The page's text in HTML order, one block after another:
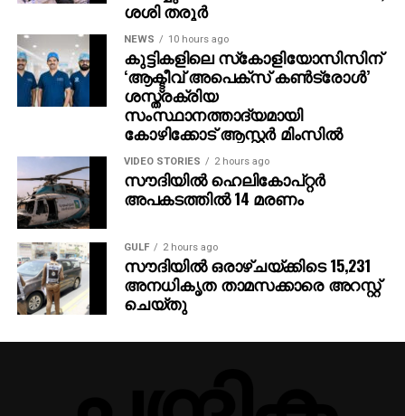
കഴിഞ്ഞ കാൽനൂറ്റാണ്ടായി സംസ്ഥാനത്തെ
ആരോഗ്യമേഖലയിൽ വിദഗ്ധ സേവനം നൽകിവരുന്ന
കോഴിക്കോട് ആസ്റ്റർ മിംസ് സ്പയിൻ സർജറി രംഗത്ത്
നടത്തുന്ന വലിയൊരു ചുവടുവെപ്പാണ് ഈ വിജയമെന്ന്
ആശുപത്രി മാനേജ്‌മെന്റ് അറിയിച്ചു. സങ്കീർണ്ണമായ
സർജറികൾക്ക് ഉപയോഗിക്കുന്ന അത്യാധുനിക
ചികിത്സകൾ തദ്ദേശീയമായിത്തന്നെ ലഭ്യമാക്കുന്നതിൽ
ഈ നേട്ടം നിർണ്ണായകമാണെന്നും ഭാവിതലമുറയുടെ
ആരോഗ്യസംരക്ഷണത്തിൽ പുതിയൊരു
വഴിത്തിരിവാകാൻ ഈ നേട്ടത്തിന് സാധിക്കുമെന്നും
ആശുപത്രി അധികൃതർ വ്യക്തമാക്കി.
ശശി തരൂര്‍
NEWS 10 hours ago
കുട്ടികളിലെ സ്‌കോളിയോസിസിന്
‘ആക്ടീവ് അപെക്സ് കൺട്രോൾ’
ശസ്ത്രക്രിയ
സംസ്ഥാനത്താദ്യമായി
കോഴിക്കോട് ആസ്റ്റർ മിംസിൽ
VIDEO STORIES 2 hours ago
സൗദിയില്‍ ഹെലികോപ്റ്റര്‍
അപകടത്തില്‍ 14 മരണം
GULF 2 hours ago
സൗദിയില്‍ ഒരാഴ്ചയ്ക്കിടെ 15,231
അനധികൃത താമസക്കാരെ അറസ്റ്റ്
ചെയ്തു